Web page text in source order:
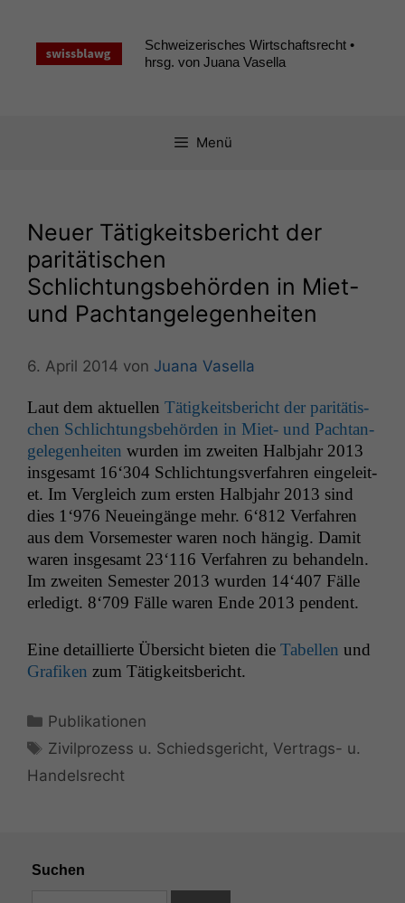
springen
Schweizerisches Wirtschaftsrecht •
hrsg. von Juana Vasella
Menü
Neuer Tätigkeitsbericht der
paritätischen
Schlichtungsbehörden in Miet-
und Pachtangelegenheiten
6. April 2014 von Juana Vasella
Laut dem aktuellen Tätigkeits­bericht der par­itätis­
chen Schlich­tungs­be­hör­den in Miet- und Pach­tan­
gele­gen­heit­en wur­den im zweit­en Hal­b­jahr 2013
ins­ge­samt 16‘304 Schlich­tungsver­fahren ein­geleit­
et. Im Ver­gle­ich zum ersten Hal­b­jahr 2013 sind
dies 1‘976 Neue­ingänge mehr. 6‘812 Ver­fahren
aus dem Vorse­mes­ter waren noch hängig. Damit
waren ins­ge­samt 23‘116 Ver­fahren zu behan­deln.
Im zweit­en Semes­ter 2013 wur­den 14‘407 Fälle
erledigt. 8‘709 Fälle waren Ende 2013 pendent.
Eine detail­lierte Über­sicht bieten die Tabellen und
Grafiken zum Tätigkeitsbericht.
Kategorien
Publikationen
Schlagwörter
Zivilprozess u. Schiedsgericht, Vertrags- u.
Handelsrecht
Suchen